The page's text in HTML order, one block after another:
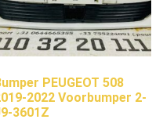
PEUGEOT 508
2022 Voorbumper 2-
3601Z